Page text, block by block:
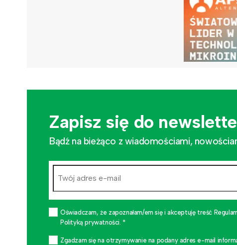
Zapisz się do
Bądź na bieżąco z wiadomościami,
Oświadczam, że zapoznałam/em się i akceptuję treść
Polityką prywatności. *
Zgadzam się na otrzymywanie na podany adres e-mail